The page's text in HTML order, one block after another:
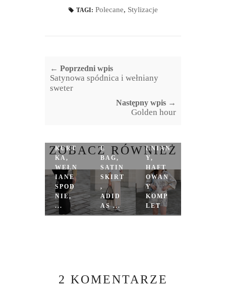
TAGI: Polecane, Stylizacje
← Poprzedni wpis
Satynowa spódnica i wełniany
sweter
Następny wpis →
Golden hour
ZOBACZ RÓWNIEŻ
KURT
KA,
WEŁN
IANE
SPOD
NIE,
...
E
BAG,
SATIN
SKIRT
,
ADID
AS ...
LNIAN
Y,
HAFT
OWAN
Y
KOMP
LET
2 KOMENTARZE